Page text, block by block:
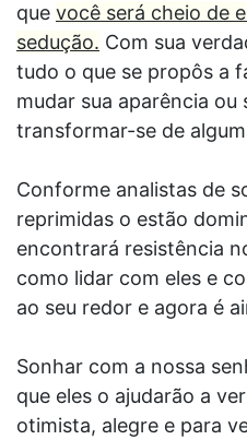
que você será cheio de
sedução. Com sua
tudo o que se propôs a
mudar sua aparência
transformar-se de
Conforme analistas de
reprimidas o estão
encontrará resistência
como lidar com eles e
ao seu redor e agora é
Sonhar com a nossa
que eles o ajudarão a
otimista, alegre e para